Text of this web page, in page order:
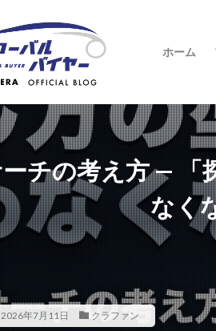
ホーム
チの考え方 — 「
なく
2026年7月11日 クラファン